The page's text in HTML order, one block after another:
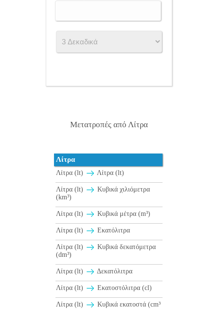
Μετατροπές από Λίτρα
Λίτρα
Λίτρα (lt) Λίτρα (lt)
Λίτρα (lt)
Κυβικά χιλιόμετρα
(km³)
Λίτρα (lt) Κυβικά μέτρα (m³)
Λίτρα (lt) Εκατόλιτρα
Λίτρα (lt)
Κυβικά δεκατόμετρα
(dm³)
Λίτρα (lt) Δεκατόλιτρα
Λίτρα (lt) Εκατοστόλιτρα (cl)
Λίτρα (lt)
Κυβικά εκατοστά (cm³